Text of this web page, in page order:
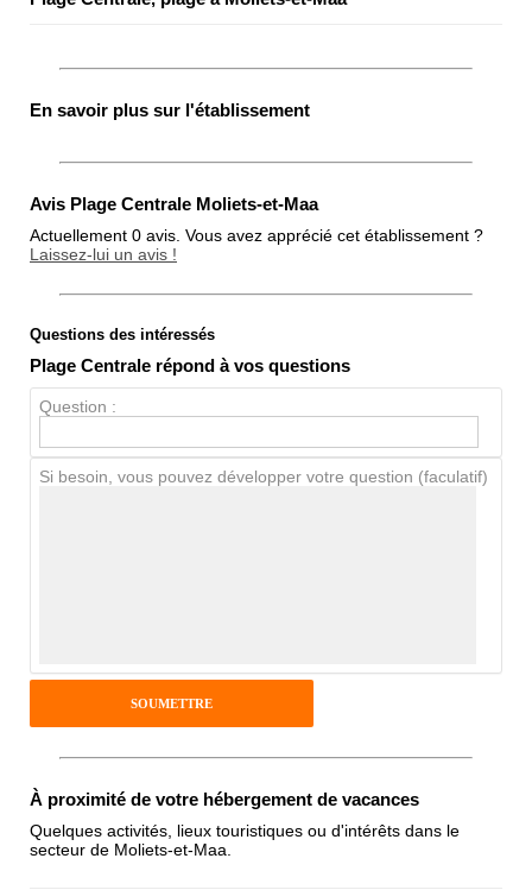
En savoir plus sur l'établissement
Avis Plage Centrale Moliets-et-Maa
Actuellement 0 avis. Vous avez apprécié cet établissement ?
Laissez-lui un avis !
Note globale
Propreté
Antispam - Combien font 7x4 (en
chiffres) :
Questions des intéressés
Plage Centrale répond à vos questions
Question :
Si besoin, vous pouvez développer votre question (faculatif)
À proximité de votre hébergement de vacances
Quelques activités, lieux touristiques ou d'intérêts dans le
secteur de Moliets-et-Maa.